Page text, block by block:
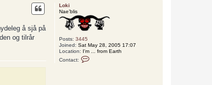
Loki
Nae’blis
Posts: 3445
Joined: Sat May 28, 2005 17:07
Location: I'm ... from Earth
Contact:
å sjå på
og tilrår